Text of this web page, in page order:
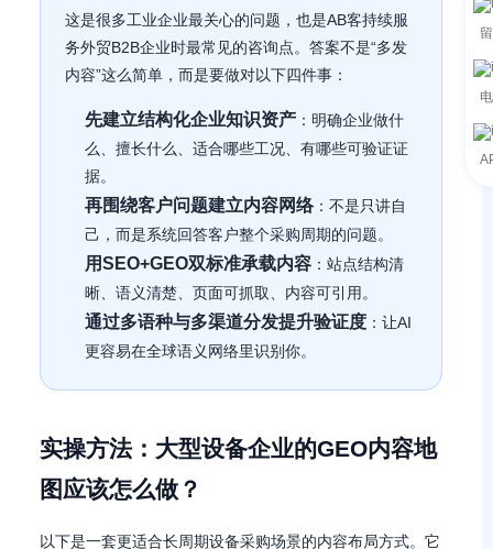
这是很多工业企业最关心的问题，也是AB客持续服
务外贸B2B企业时最常见的咨询点。答案不是“多发
内容”这么简单，而是要做对以下四件事：
先建立结构化企业知识资产 ：明确企业做什
么、擅长什么、适合哪些工况、有哪些可验证证
据。
再围绕客户问题建立内容网络：不是只讲自
己，而是系统回答客户整个采购周期的问题。
用SEO+GEO双标准承载内容 ：站点结构清
晰、语义清楚、页面可抓取、内容可引用。
通过多语种与多渠道分发提升验证度 ：让AI
更容易在全球语义网络里识别你。
实操方法：大型设备企业的GEO内容地
图应该怎么做？
以下是一套更适合长周期设备采购场景的内容布局方式。它